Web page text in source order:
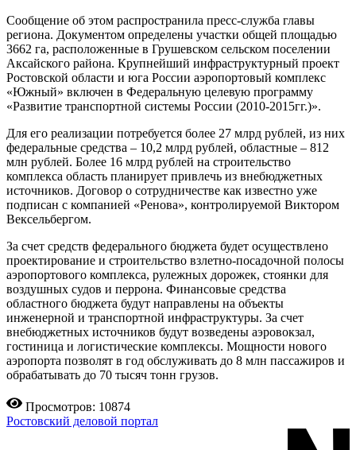
Сообщение об этом распространила пресс-служба главы
региона. Документом определены участки общей площадью
3662 га, расположенные в Грушевском сельском поселении
Аксайского района. Крупнейший инфраструктурный проект
Ростовской области и юга России аэропортовый комплекс
«Южный» включен в Федеральную целевую программу
«Развитие транспортной системы России (2010-2015гг.)».
Для его реализации потребуется более 27 млрд рублей, из них
федеральные средства – 10,2 млрд рублей, областные – 812
млн рублей. Более 16 млрд рублей на строительство
комплекса область планирует привлечь из внебюджетных
источников. Договор о сотрудничестве как известно уже
подписан с компанией «Ренова», контролируемой Виктором
Вексельбергом.
За счет средств федерального бюджета будет осуществлено
проектирование и строительство взлетно-посадочной полосы
аэропортового комплекса, рулежных дорожек, стоянки для
воздушных судов и перрона. Финансовые средства
областного бюджета будут направлены на объекты
инженерной и транспортной инфраструктуры. За счет
внебюджетных источников будут возведены аэровокзал,
гостиница и логистические комплексы. Мощности нового
аэропорта позволят в год обслуживать до 8 млн пассажиров и
обрабатывать до 70 тысяч тонн грузов.
Просмотров: 10874
Ростовский деловой портал